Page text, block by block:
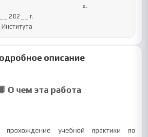
202__ г.
описание
О чем эта работа
прохождение учебной практики по